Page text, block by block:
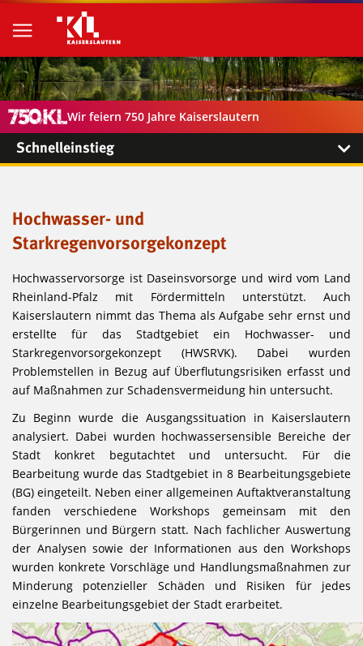
Wir feiern 750 Jahre Kaiserslautern
Schnelleinstieg
Hochwasser- und
Starkregenvorsorgekonzept
Hochwasservorsorge ist Daseinsvorsorge und wird vom Land
Rheinland-Pfalz mit Fördermitteln unterstützt. Auch
Kaiserslautern nimmt das Thema als Aufgabe sehr ernst und
erstellte für das Stadtgebiet ein Hochwasser- und
Starkregenvorsorgekonzept (HWSRVK). Dabei wurden
Problemstellen in Bezug auf Überflutungsrisiken erfasst und
auf Maßnahmen zur Schadensvermeidung hin untersucht.
Zu Beginn wurde die Ausgangssituation in Kaiserslautern
analysiert. Dabei wurden hochwassersensible Bereiche der
Stadt konkret begutachtet und untersucht. Für die
Bearbeitung wurde das Stadtgebiet in 8 Bearbeitungsgebiete
(BG) eingeteilt. Neben einer allgemeinen Auftaktveranstaltung
fanden verschiedene Workshops gemeinsam mit den
Bürgerinnen und Bürgern statt. Nach fachlicher Auswertung
der Analysen sowie der Informationen aus den Workshops
wurden konkrete Vorschläge und Handlungsmaßnahmen zur
Minderung potenzieller Schäden und Risiken für jedes
einzelne Bearbeitungsgebiet der Stadt erarbeitet.